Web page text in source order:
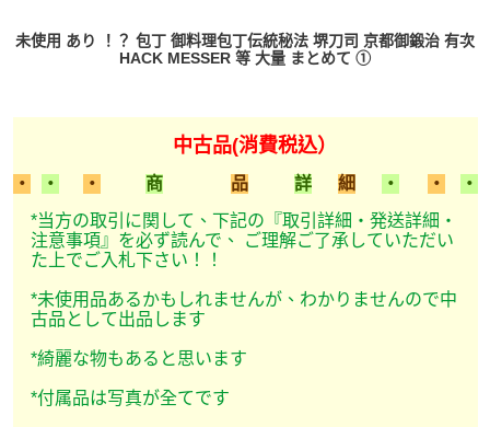
未使用 あり ！？ 包丁 御料理包丁伝統秘法 堺刀司 京都御鍛治 有次
HACK MESSER 等 大量 まとめて ①
中古品(消費税込）
・ ・ ・ 商 品 詳 細 ・ ・
・
*当方の取引に関して、下記の『取引詳細・発送詳細・
注意事項』を必ず読んで、 ご理解ご了承していただい
た上でご入札下さい！！
*未使用品あるかもしれませんが、わかりませんので中
古品として出品します
*綺麗な物もあると思います
*付属品は写真が全てです